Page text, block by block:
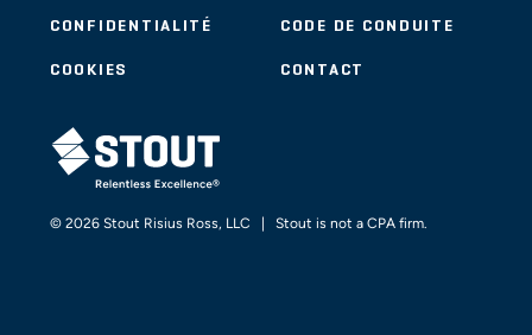
CONFIDENTIALITÉ CODE DE CONDUITE
COOKIES CONTACT
STOUT LOGO
© 2026 Stout Risius Ross, LLC | Stout is not a CPA firm.